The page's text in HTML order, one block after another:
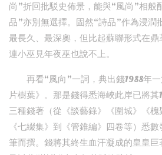
尚”折回批駁史佈景，能與“風尚”相般
品”亦別無選擇。固然“詩品”作為浸潤
最長久、最深奧，但比起蘇聯形式在
連小巫見年夜巫也說不上。
再看“風向”一詞，典出錢1988年
片樹葉》。那是錢得悉海峽此岸已將
三種錢著（從《談藝錄》《圍城》《槐
《七綴集》到《管錐編》四卷等）悉
筆而撰。錢將其終生血汗凝成的皇皇巨